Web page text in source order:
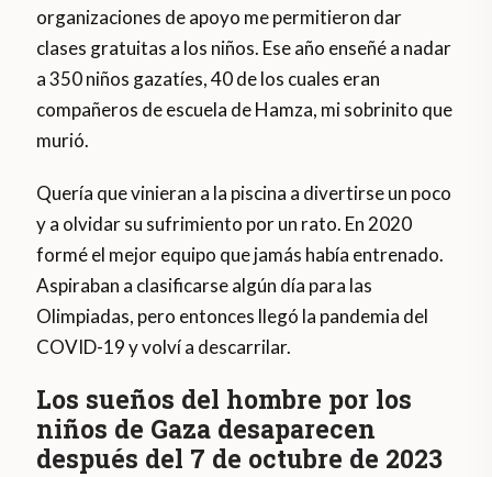
organizaciones de apoyo me permitieron dar
clases gratuitas a los niños. Ese año enseñé a nadar
a 350 niños gazatíes, 40 de los cuales eran
compañeros de escuela de Hamza, mi sobrinito que
murió.
Quería que vinieran a la piscina a divertirse un poco
y a olvidar su sufrimiento por un rato. En 2020
formé el mejor equipo que jamás había entrenado.
Aspiraban a clasificarse algún día para las
Olimpiadas, pero entonces llegó la pandemia del
COVID-19 y volví a descarrilar.
Los sueños del hombre por los
niños de Gaza desaparecen
después del 7 de octubre de 2023